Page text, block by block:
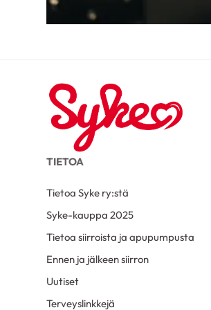
TIETOA
Tietoa Syke ry:stä
Syke-kauppa 2025
Tietoa siirroista ja apupumpusta
Ennen ja jälkeen siirron
Uutiset
Terveyslinkkejä